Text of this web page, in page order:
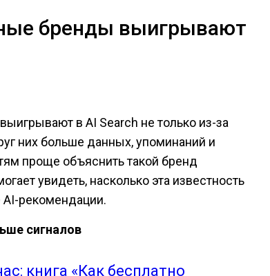
бренды выигрывают
в AI Search не только из-за
них больше данных, упоминаний и
проще объяснить такой бренд
увидеть, насколько эта известность
рекомендации.
сигналов
книга «Как бесплатно